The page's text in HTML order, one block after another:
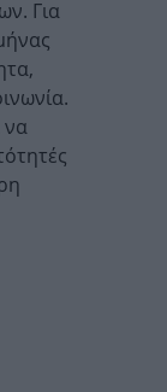
Για
να